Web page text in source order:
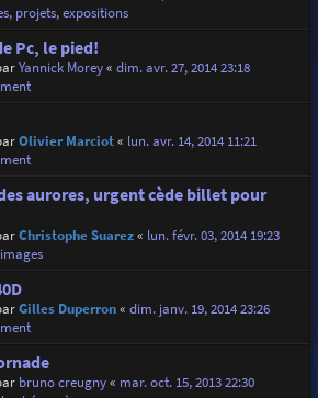
projets, expositions
Pc, le pied!
Yannick Morey« dim. avr. 27, 2014 23:18
Olivier Marciot« lun. avr. 14, 2014 11:21
aurores, urgent cède billet pour
Christophe Suarez« lun. févr. 03, 2014 19:23
Gilles Duperron« dim. janv. 19, 2014 23:26
bruno creugny« mar. oct. 15, 2013 22:30